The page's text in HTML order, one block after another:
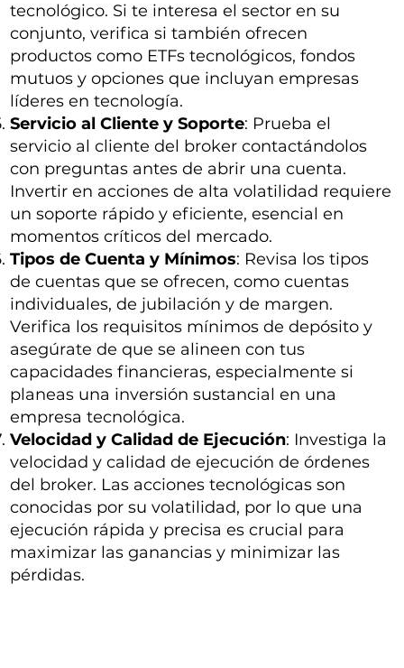
tecnológico. Si te interesa el sector en su
conjunto, verifica si también ofrecen
productos como ETFs tecnológicos, fondos
mutuos y opciones que incluyan empresas
líderes en tecnología.
Servicio al Cliente y Soporte: Prueba el
servicio al cliente del broker contactándolos
con preguntas antes de abrir una cuenta.
Invertir en acciones de alta volatilidad requiere
un soporte rápido y eficiente, esencial en
momentos críticos del mercado.
Tipos de Cuenta y Mínimos: Revisa los tipos
de cuentas que se ofrecen, como cuentas
individuales, de jubilación y de margen.
Verifica los requisitos mínimos de depósito y
asegúrate de que se alineen con tus
capacidades financieras, especialmente si
planeas una inversión sustancial en una
empresa tecnológica.
Velocidad y Calidad de Ejecución: Investiga la
velocidad y calidad de ejecución de órdenes
del broker. Las acciones tecnológicas son
conocidas por su volatilidad, por lo que una
ejecución rápida y precisa es crucial para
maximizar las ganancias y minimizar las
pérdidas.